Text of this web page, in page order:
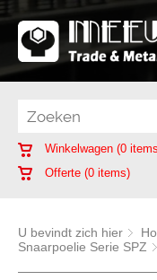
Winkelwagen (0
Offerte (0 items)
U bevindt zich hier
Snaarpoelie Serie SPZ